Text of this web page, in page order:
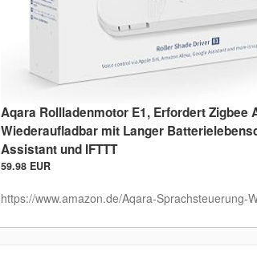
Aqara Rollladenmotor E1, Erfordert Zigbee
Wiederaufladbar mit Langer
Assistant und IFTTT
59.98 EUR
https://www.amazon.de/Aqara-Sprachsteuerung-